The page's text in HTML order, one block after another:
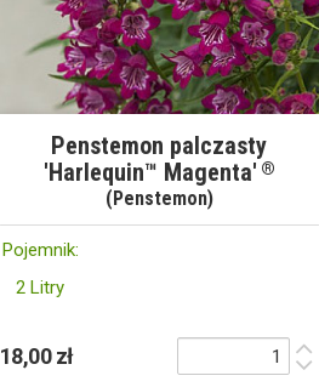
Penstemon palczasty
'Harlequin™ Magenta' ®
(Penstemon)
Pojemnik:
2 Litry
18,00 zł